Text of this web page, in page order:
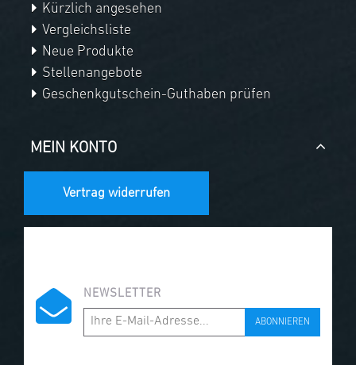
Kürzlich angesehen
Vergleichsliste
Neue Produkte
Stellenangebote
Geschenkgutschein-Guthaben prüfen
MEIN KONTO
Vertrag widerrufen
NEWSLETTER
ABONNIEREN